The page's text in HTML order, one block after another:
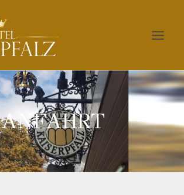
ANFAHRT